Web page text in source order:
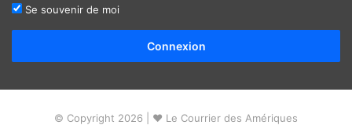
Se souvenir de moi
Connexion
© Copyright 2026 | ❤ Le Courrier des Amériques